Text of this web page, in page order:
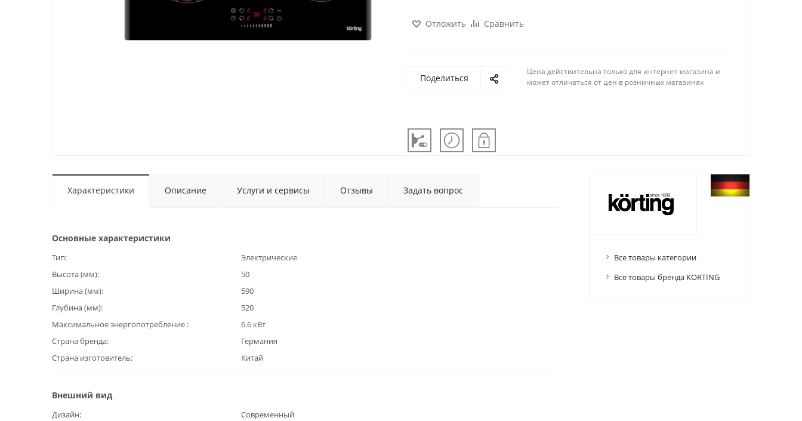
Отложить Сравнить
Поделиться
Цена действительна только для интернет-магазина и
может отличаться от цен в розничных магазинах
Характеристики Описание Услуги и сервисы Отзывы Задать вопрос
Основные характеристики
Тип
Электрические
Высота (мм)
50
Ширина (мм)
590
Глубина (мм)
520
Максимальное энергопотребление
6.6 кВт
Страна бренда
Германия
Страна изготовитель
Китай
Внешний вид
Дизайн
Современный
Все товары категории
Все товары бренда KORTING